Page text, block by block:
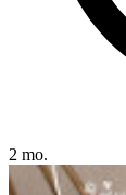
2 mo.